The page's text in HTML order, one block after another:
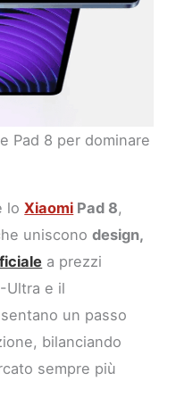
Pad 8 per dominare
loXiaomi Pad 8,
unisconodesign,
a prezzi
Ultra e il
un passo
bilanciando
sempre più